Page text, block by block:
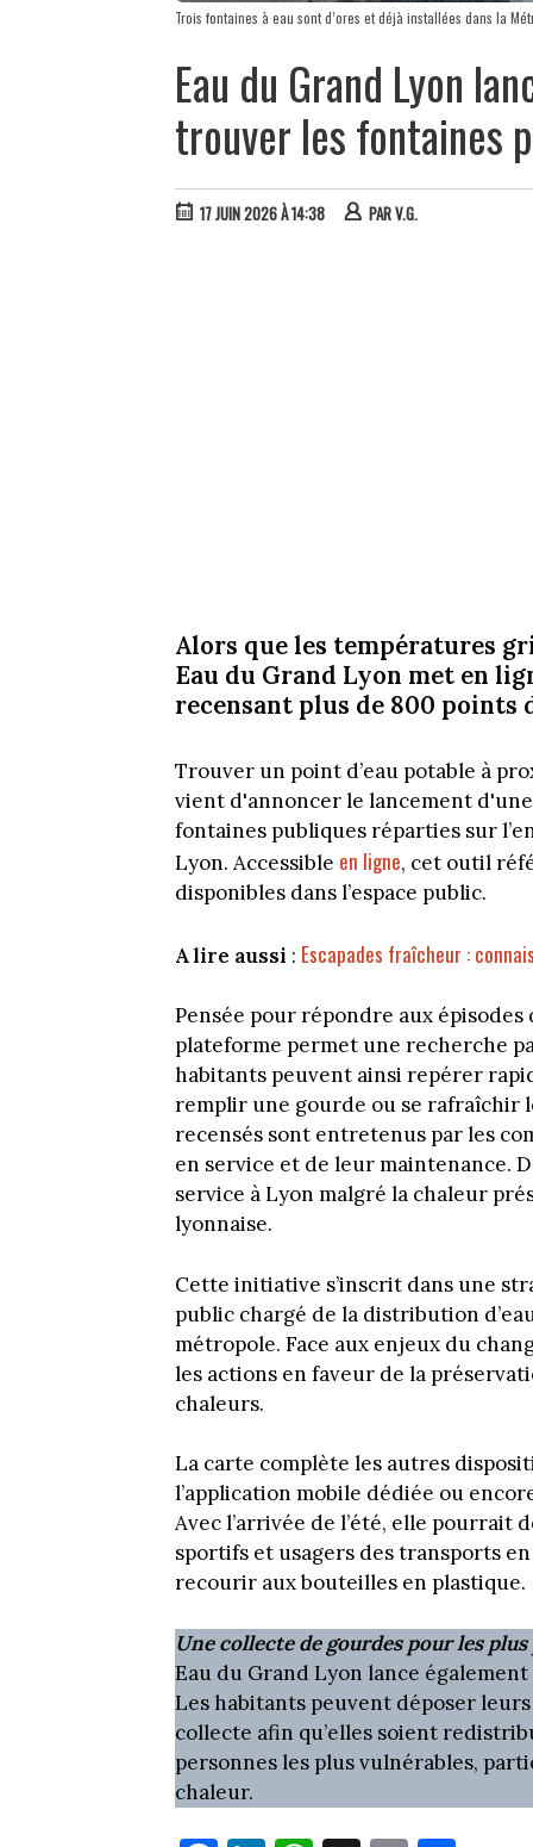
Trois fontaines à eau sont d’ores et déjà installées dans la
Eau du Grand Lyon
trouver les fontaines
17 JUIN 2026 À 14:38 PARV.G.
Alors que les températures
Eau du Grand Lyon met en
recensant plus de 800 points
Trouver un point d’eau potable à
vient d'annoncer le lancement
fontaines publiques réparties sur
Lyon. Accessible en ligne, cet outil
disponibles dans l’espace public.
A lire aussi : Escapades fraîcheur :
Pensée pour répondre aux
plateforme permet une recherche
habitants peuvent ainsi repérer
remplir une gourde ou se rafraîchir
recensés sont entretenus par les
en service et de leur maintenance.
service à Lyon malgré la chaleur
lyonnaise.
Cette initiative s’inscrit dans une
public chargé de la distribution
métropole. Face aux enjeux du
les actions en faveur de la
chaleurs.
La carte complète les autres
l’application mobile dédiée ou
Avec l’arrivée de l’été, elle
sportifs et usagers des transports
recourir aux bouteilles en plastique.
Une collecte de gourdes pour les
Eau du Grand Lyon lance
Les habitants peuvent déposer
collecte afin qu’elles soient
personnes les plus vulnérables,
chaleur.